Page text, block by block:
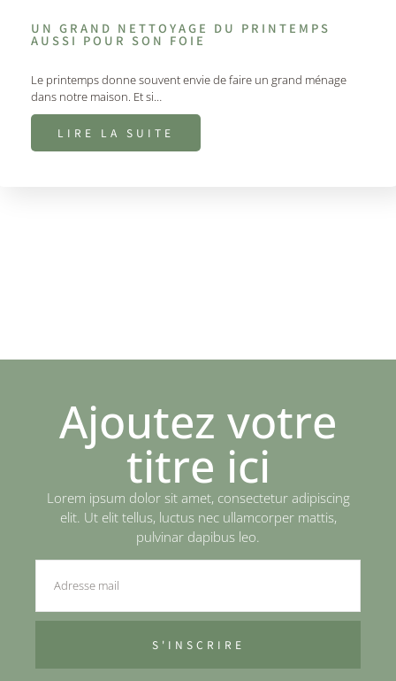
UN GRAND NETTOYAGE DU PRINTEMPS
AUSSI POUR SON FOIE
Le printemps donne souvent envie de faire un grand ménage
dans notre maison. Et si…
LIRE LA SUITE
Ajoutez votre
titre ici
Lorem ipsum dolor sit amet, consectetur adipiscing
elit. Ut elit tellus, luctus nec ullamcorper mattis,
pulvinar dapibus leo.
S'INSCRIRE